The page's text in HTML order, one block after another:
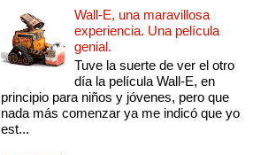
Wall-E, una maravillosa
experiencia. Una película
genial.
Tuve la suerte de ver el otro
día la película Wall-E, en
principio para niños y jóvenes, pero que
nada más comenzar ya me indicó que yo
est...